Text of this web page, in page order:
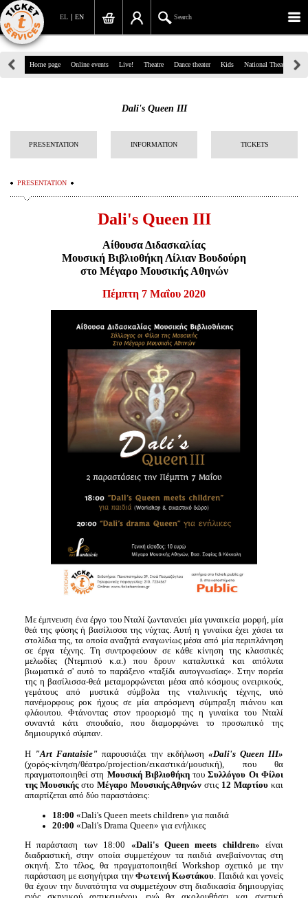
EN
EL Search
39, Panepistimiou Str, Athens
info@ticketservices.gr
Check out
Search your order
Personal Data
Είσοδος διαχειριστή
Home page Online events Live! Theatre Dance theater Kids National Theatre
Dali's Queen III
PRESENTATION INFORMATION TICKETS
PRESENTATION
Dali's Queen III
Αίθουσα Διδασκαλίας
Μουσική Βιβλιοθήκη Λίλιαν Βουδούρη
στο Μέγαρο Μουσικής Αθηνών
Πέμπτη 7 Μαΐου 2020
Με έμπνευση ένα έργο του Νταλί ζωντανεύει μία γυναικεία μορφή, μία
θεά της φύσης ή βασίλισσα της νύχτας. Αυτή η γυναίκα έχει χάσει τα
στολίδια της, τα οποία αναζητά εναγωνίως μέσα από μία περιπλάνηση
σε έργα τέχνης. Tη συντροφεύουν σε κάθε κίνηση της κλασσικές
μελωδίες (Ντεμπισύ κ.α.) που δρουν καταλυτικά και απόλυτα
βιωματικά σ' αυτό το παράξενο «ταξίδι αυτογνωσίας». Στην πορεία
της η βασίλισσα-θεά μεταμορφώνεται μέσα από κόσμους ονειρικούς,
γεμάτους από μυστικά σύμβολα της νταλινικής τέχνης, υπό
πανέμορφους ροκ ήχους σε μία απρόσμενη σύμπραξη πιάνου και
φλάουτου. Φτάνοντας στον προορισμό της η γυναίκα του Νταλί
συναντά κάτι σπουδαίο, που διαμορφώνει το προσωπικό της
δημιουργικό σύμπαν.
Η "Αrt Fantaisie"παρουσιάζει την εκδήλωση«Dali's Queen ΙΙΙ»
(χορός-κίνηση/θέατρο/projection/εικαστικά/μουσική), που θα
πραγματοποιηθεί στη Μουσική ΒιβλιοθήκητουΣυλλόγου Οι Φίλοι
της Μουσικήςστο Μέγαρο Μουσικής Αθηνών στις 12 Μαρτίου και
απαρτίζεται από δύο παραστάσεις:
18:00 «Dali's Queen meets children» για παιδιά
20:00 «Dali's Drama Queen» για ενήλικες
Η παράσταση των 18:00 «Dali's Queen meets children» είναι
διαδραστική, στην οποία συμμετέχουν τα παιδιά ανεβαίνοντας στη
σκηνή. Στο τέλος, θα πραγματοποιηθεί Workshop σχετικό με την
παράσταση με εισηγήτρια την Φωτεινή Κωστάκου. Παιδιά και γονείς
θα έχουν την δυνατότητα να συμμετέχουν στη διαδικασία δημιουργίας